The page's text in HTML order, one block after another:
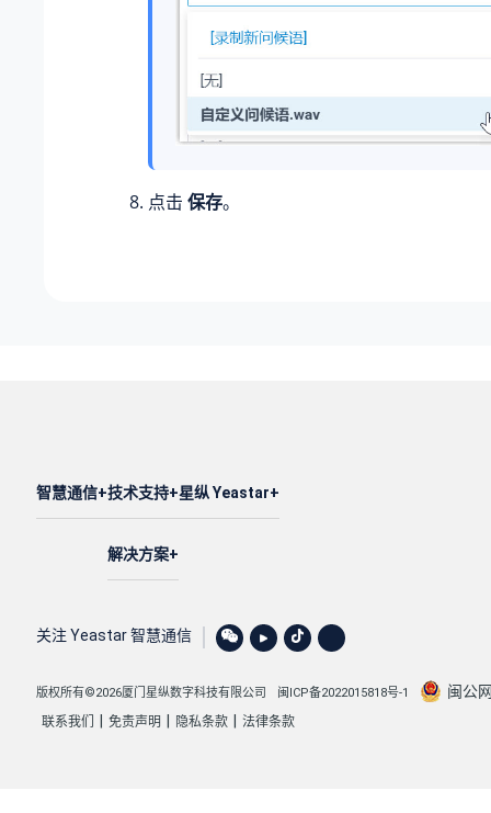
点击 保存。
智慧通信 技术支持
解决方案
星纵 Yeastar
关注 Yeastar 智慧通信
版权所有©2026厦门星纵数字科技有限公司 闽ICP备2022015818号-1 闽公
联系我们 | 免责声明 | 隐私条款 | 法律条款